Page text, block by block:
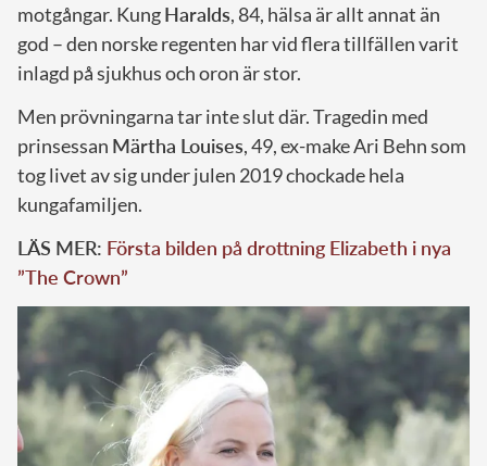
motgångar. KungHaralds, 84, hälsa är allt annat än
god – den norske regenten har vid flera tillfällen varit
inlagd på sjukhus och oron är stor.
Men prövningarna tar inte slut där. Tragedin med
prinsessan Märtha Louises, 49, ex-make Ari Behn som
tog livet av sig under julen 2019 chockade hela
kungafamiljen.
LÄS MER: Första bilden på drottning Elizabeth i nya
”The Crown”